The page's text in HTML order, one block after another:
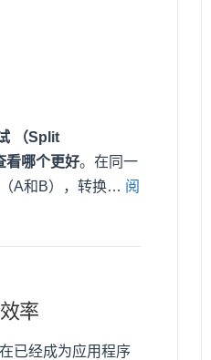
（Split
看哪个更好。在同一
A和B），转换… 阅
率
已经成为应用程序